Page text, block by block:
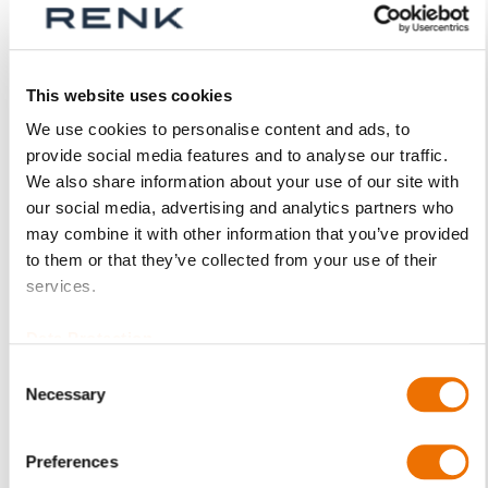
This website uses cookies
We use cookies to personalise content and ads, to
provide social media features and to analyse our traffic.
We also share information about your use of our site with
our social media, advertising and analytics partners who
may combine it with other information that you’ve provided
to them or that they’ve collected from your use of their
services.
Selection
Necessary
Preferences
Mehr
Informationen
p_schale-ezlk
Für mehr Produktdetails bitte Variante
auswählen!
EZLK
LK - kreiszylindrische Bohrung
mit Keilflächen für beide Drehrichtungen
(Weißmetall)
(montiert)
EZLK 9-80